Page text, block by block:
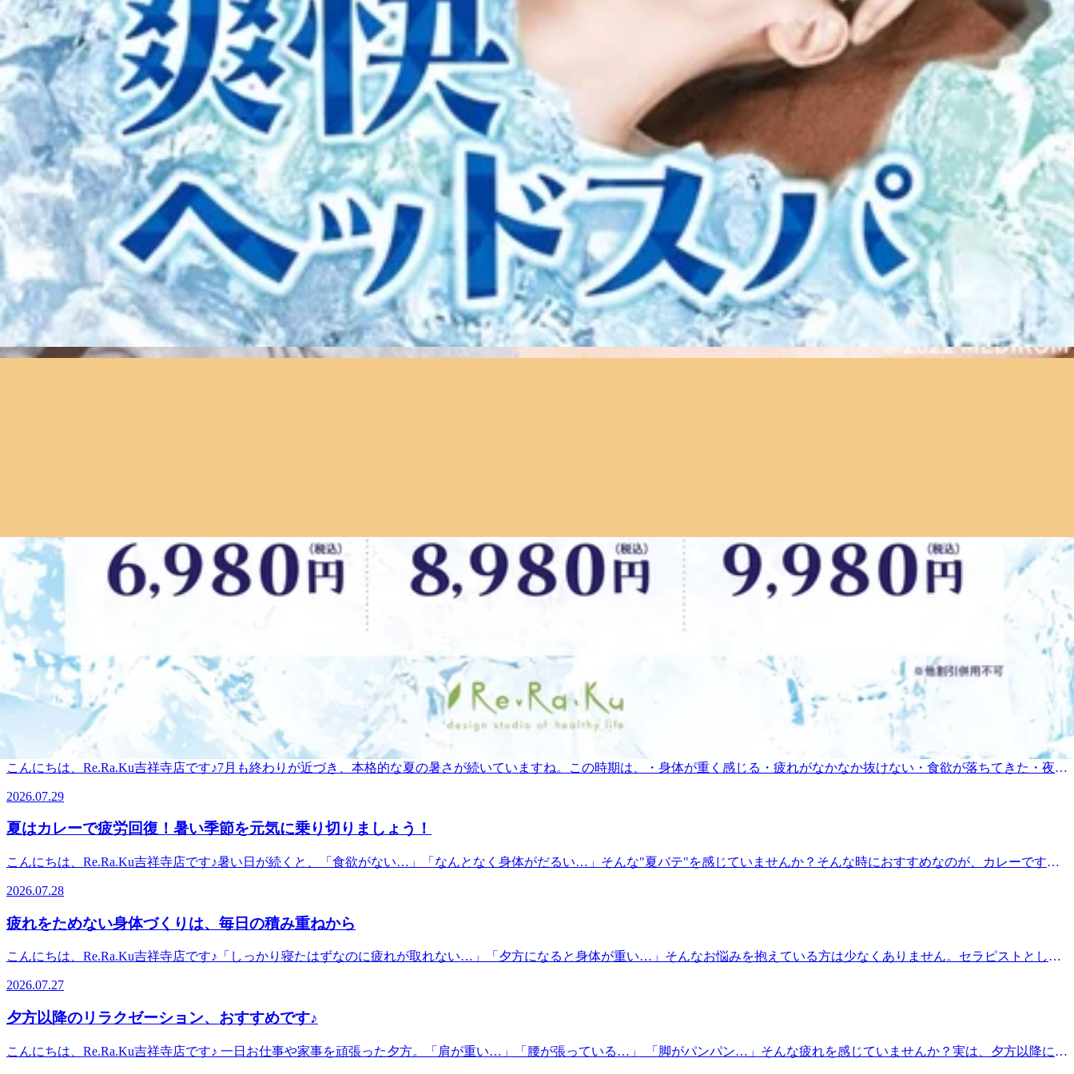
WEB予約する
電話予約する 0422-20-5003
最近のブログ
ふらっと飛び込みでのご来店も大歓迎です♪
*～～～～～*～～～～～*～～～～～本日 8 / 4 ( 火 )の予約状況です。11時～19時10分までいつでもご予約頂けます。最終受付は18時30分です。このお時間からですと30分のコースのみお
受けいただけますのでご了承ください。予約状況は変動する可能性がございます。お電話かオンラインでのご予約をおすすめいたします。スタッフ一同、ご来店を心よりお待ちしており
ます。==リラク Re.Ra.Ku 吉祥寺店東京都武蔵野市吉祥寺本町1-13-1 板谷ビル 4F平日11:00～21:00(最終受付20:20)土日祝11:00～20:00(最終受付19:20)マッサージ のように気持ちいい ボデ
ィケアリラクゼーションフットケア ハンドケア 肩甲骨 ストレッチ 腸活JR線 中央線 京王線 京王井の頭線 サンロード商店街武蔵野市 吉祥寺 男性スタッフ 女性スタッフ==
時間が短くなったり、食事や入浴の時間が変わったりすることもありますよね。身体は「いつもと違う生活」でも頑張っています。お休みが終わったタイミングで、一度ゆっくり身体を
リセットしてあげませんか？当店では、お身体の状態に合わせて首肩・背中・腰・脚など、気になるところを丁寧にほぐしていきます。「楽しかったけど、身体は疲れたな…」そんなお
盆休み明けには、ぜひ自分の身体を労わる時間を作ってあげてください。お仕事が始まる前のメンテナンスにもおすすめです♪皆さまのご来店を心よりお待ちしております。～～～～～*
～～～～～*～～～～～*～～～～～*～～～～～*～～～～～*～～～～～*～～～～～本日 8 / 3 ( 月 )の予約状況です。12時～18時50分までいつでもご予約頂けます。最終受付は18時10分
です。このお時間からですと30分のコースのみお受けいただけますのでご了承ください。予約状況は変動する可能性がございます。お電話かオンラインでのご予約をおすすめいたしま
す。スタッフ一同、ご来店を心よりお待ちしております。==リラク Re.Ra.Ku 吉祥寺店東京都武蔵野市吉祥寺本町1-13-1 板谷ビル 4F平日11:00～21:00(最終受付20:20)土日祝11:00～20:00(最
終受付19:20)マッサージ のように気持ちいい ボディケアリラクゼーションフットケア ハンドケア 肩甲骨 ストレッチ 腸活JR線 中央線 京王線 京王井の頭線 サンロード商店街武蔵野市 吉
祥寺 男性スタッフ 女性スタッフ==
7/31(金) 7月最後の日、頑張った身体にひと息つく時間を
こんにちは、Re.Ra.Ku吉祥寺店です♪今日で7月も終わりですね。厳しい暑さが続いた一ヶ月でしたが、皆さま体調はいかがでしょうか。この時期は、・疲れが抜けにくい・肩や首、腰の
張りが気になる・冷房の影響で身体が冷えている・寝てもスッキリしないといったお悩みを抱える方が多くいらっしゃいます。7月の疲れは、8月に持ち越さないことが大切です。暑い日
が続くと、身体は体温調節のために普段以上のエネルギーを使っています。さらに、室内外の気温差や睡眠不足なども重なり、気付かないうちに疲労が蓄積していることも少なくありま
せん。「少し疲れているだけ」と思っていても、身体からのサインを見逃さないことが大切です。定期的なメンテナンスで快適な毎日を。身体をゆるめる時間をつくることで、・全身の
緊張がやわらぐ・リラックスしやすくなる・気分転換につながるなど、心身ともにリフレッシュしやすくなります。忙しい毎日だからこそ、ご自身の身体と向き合う時間を大切にしてみ
ませんか。8月も元気に過ごすために。夏派まだまだ続きます。元気に毎日を過ごすためにも、今のうちに身体を整え、良いコンディションで8月を迎えましょう。～～～～～＊～～～～
～＊～～～～～＊～～～～～＊～～～～～＊～～～～～＊～～～～～＊～～～～～本日7/31(金)の予約状況です。13：30～19：40までとご予約頂けます。予約状況は変動する可能性がご
ざいます。お電話かオンラインでのご予約をおすすめいたします。スタッフ一同、ご来店を心よりお待ちしております。==リラク Re.Ra.Ku 吉祥寺店東京都武蔵野市吉祥寺本町1-13-1 板
谷ビル 4F平日11:00～21:00(最終受付20:20)土日祝11:00～20:00(最終受付19:20)マッサージ のように気持ちいい ボディケアリラクゼーションフットケア ハンドケア 肩甲骨 ストレッチ 腸活
JR線 中央線 京王線 京王井の頭線 サンロード商店街武蔵野市 吉祥寺 男性スタッフ 女性スタッフ==
2026.07.31
帰省・旅行前後のメンテナンス、おすすめです♪
こんにちは、Re.Ra.Ku吉祥寺店です♪暑い日が続いていますが、お身体の調子はいかがですか？もうすぐ8月。お盆休みがきますね🌻帰省や旅行を予定されている方も多いのではないでし
ょうか？長時間の車や新幹線での移動は、同じ姿勢が続くことで首・肩・腰が疲れやすかったり、足が重たく感じたりと気になりやすくなってきます。お出かけ前に身体をほぐしておく
ことで、旅行中も快適に過ごしやすくなり、お休みを思いきり楽しめます✨また、お盆明けは「移動で疲れた...」「遊び疲れが抜けない...」という方も毎年多くご来店されています。そ
んな時はボディケアやフットケアで全身リフレッシュしませんか？？フットケアには+330円でお付けできる炭酸泡の爽快スプレーもオススメです！！ひんやりとした使用感で、血行促
進も期待できる人気のオプションです😊この時期限定の爽快ヘッドスパも人気となっております。お盆期間は混み合うこともございますので、ご予定がお決まりの方はお早めのご予約
がおすすめです。～～～～～*～～～～～*～～～～～*～～～～～*～～～～～*～～～～～*～～～～～*～～～～～本日7/30(木)の予約状況です。13時40分～ご予約いただけます。最終受
付は20時20分です。このお時間からですと30分のコースのみとなりますのでご了承ください。予約状況は変動する可能性がございます。お電話かオンラインでのご予約をおすすめいたし
ます。スタッフ一同、ご来店を心よりお待ちしております。==リラク Re.Ra.Ku 吉祥寺店東京都武蔵野市吉祥寺本町1-13-1 板谷ビル 4F平日11:00～21:00(最終受付20:20)土日祝11:00～
20:00(最終受付19:20)マッサージ のように気持ちいい ボディケアリラクゼーションフットケア ハンドケア 肩甲骨 ストレッチ 腸活JR線 中央線 京王線 京王井の頭線 サンロード商店街武蔵
野市 吉祥寺 男性スタッフ 女性スタッフ====
2026.07.30
7/29(水) 夏バテは「疲れてから」ではなく「疲れる前」のケアが大切です
こんにちは、Re.Ra.Ku吉祥寺店です♪7月も終わりが近づき、本格的な夏の暑さが続いていますね。この時期は、・身体が重く感じる・疲れがなかなか抜けない・食欲が落ちてきた・夜、
による冷え・屋外との気温差・汗による水分・ミネラルの消耗などが重なることで、知らないうちに疲れが溜まりやすくなります。「まだ動けるから大丈夫」と思っていても、身体は休
息を必要としていることがあります。身体をゆるめる時間を作りませんか？疲れを溜め込み過ぎる前に身体を整えておくことで、・筋肉の緊張がやわらぐ・血行が促される・リラックス
しやすくなるなど、心身ともにリフレッシュしやすくなります。日々忙しく過ごしている方こそ、自分自身をいたわる時間を持つことも大切です。8月を元気に迎えるためにこれから迎
～～＊～～～～～＊～～～～～＊～～～～～＊～～～～～＊～～～～～＊～～～～～本日7/29(水)の予約状況です。14：30～16：30までとご予約頂けます。予約状況は変動する可能性が
ございます。お電話かオンラインでのご予約をおすすめいたします。スタッフ一同、ご来店を心よりお待ちしております。==リラク Re.Ra.Ku 吉祥寺店東京都武蔵野市吉祥寺本町1-13-1
活JR線 中央線 京王線 京王井の頭線 サンロード商店街武蔵野市 吉祥寺 男性スタッフ 女性スタッフ==
2026.07.29
夏はカレーで疲労回復！暑い季節を元気に乗り切りましょう！
こんにちは、Re.Ra.Ku吉祥寺店です♪暑い日が続くと、「食欲がない…」「なんとなく身体がだるい…」そんな"夏バテ"を感じていませんか？そんな時におすすめなのが、カレーです！
B1が豊富です。疲れやすさやだるさを感じている時に、積極的に摂りたい栄養素のひとつです。さらに、カレーに欠かせないスパイスには、食欲を刺激したり、身体を温めたりする働
きがあるとされています。暑さで食欲が落ちやすい夏でも、スパイスの香りで食べやすく感じる方も多いのではないでしょうか♪また、玉ねぎやにんじん、じゃがいもなどの野菜も一緒
に摂れるので、栄養バランスが整えやすいのもカレーの魅力です。もちろん、疲れをためないためには、食事だけでなく適度な運動や十分な睡眠、そしてお身体のメンテナンスも大切で
ください。お身体の状態に合わせて全身を丁寧にほぐし、毎日を元気に過ごせるようサポートいたします。美味しいカレーで身体の内側から、リラクゼーションで身体の外側から。今年
の夏も、元気に乗り切りましょう！～～～～～*～～～～～*～～～～～*～～～～～*～～～～～*～～～～～*～～～～～*～～～～～本日 7 / 28 ( 火 )の予約状況です。12時～15時、19時
います。お電話かオンラインでのご予約をおすすめいたします。スタッフ一同、ご来店を心よりお待ちしております。==リラク Re.Ra.Ku 吉祥寺店東京都武蔵野市吉祥寺本町1-13-1 板谷
ビル 4F平日11:00～21:00(最終受付20:20)土日祝11:00～20:00(最終受付19:20)マッサージ のように気持ちいい ボディケアリラクゼーションフットケア ハンドケア 肩甲骨 ストレッチ 腸活JR
線 中央線 京王線 京王井の頭線 サンロード商店街武蔵野市 吉祥寺 男性スタッフ 女性スタッフ==
2026.07.28
疲れをためない身体づくりは、毎日の積み重ねから
こんにちは、Re.Ra.Ku吉祥寺店です♪「しっかり寝たはずなのに疲れが取れない…」「夕方になると身体が重い…」そんなお悩みを抱えている方は少なくありません。セラピストとして
勢を続けない💻「良い姿勢」でいることよりも「姿勢を変えること」が大切と言われています。座りっぱなしや立ちっぱなしが続くと、同じ筋肉ばかりが動き、血流が滞りやすくなりま
す。おすすめは、30～60分に一度立ち上がること。肩を回したり、数歩歩くだけでも筋肉が動き、身体への負担を軽減できます。② 筋肉の材料になる栄養をしっかり摂る🍽️疲労回復に
エネルギーづくりを支える大切な栄養素です。食事を抜いてしまうと、疲れが抜けにくくなることもあります。③ 軽い運動を習慣にする🚶「疲れているから動きたくない…」そんな気
2026.07.27
夕方以降のリラクゼーション、おすすめです♪
こんにちは、Re.Ra.Ku吉祥寺店です♪ 一日お仕事や家事を頑張った夕方。「肩が重い…」「腰が張っている…」 「脚がパンパン…」そんな疲れを感じていませんか？実は、夕方以降にお